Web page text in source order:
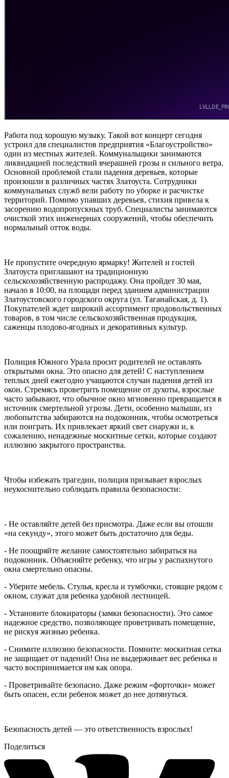
Работа под хорошую музыку. Такой вот концерт сегодня
устроил для специалистов предприятия «Благоустройство»
один из местных жителей. Коммунальщики занимаются
ликвидацией последствий вчерашней грозы и сильного ветра.
Основной проблемой стали падения деревьев, которые
произошли в различных частях Златоуста. Сотрудники
коммунальных служб вели работу по уборке и расчистке
территорий. Помимо упавших деревьев, стихия привела к
засорению водопропускных труб. Специалисты занимаются
очисткой этих инженерных сооружений, чтобы обеспечить
нормальный отток воды.
Не пропустите очередную ярмарку! Жителей и гостей
Златоуста приглашают на традиционную
сельскохозяйственную распродажу. Она пройдет 30 мая,
начало в 10:00, на площади перед зданием администрации
Златоустовского городского округа (ул. Таганайская, д. 1).
Покупателей ждет широкий ассортимент продовольственных
товаров, в том числе сельскохозяйственная продукция,
саженцы плодово-ягодных и декоративных культур.
Полиция Южного Урала просит родителей не оставлять
открытыми окна. Это опасно для детей! С наступлением
теплых дней ежегодно учащаются случаи падения детей из
окон. Стремясь проветрить помещение от духоты, взрослые
часто забывают, что обычное окно мгновенно превращается в
источник смертельной угрозы. Дети, особенно малыши, из
любопытства забираются на подоконник, чтобы осмотреться
или поиграть. Их привлекает яркий свет снаружи и, к
сожалению, ненадежные москитные сетки, которые создают
иллюзию закрытого пространства.
Чтобы избежать трагедии, полиция призывает взрослых
неукоснительно соблюдать правила безопасности:
- Не оставляйте детей без присмотра. Даже если вы отошли
«на секунду», этого может быть достаточно для беды.
- Не поощряйте желание самостоятельно забираться на
подоконник. Объясняйте ребенку, что игры у распахнутого
окна смертельно опасны.
- Уберите мебель. Стулья, кресла и тумбочки, стоящие рядом с
окном, служат для ребенка удобной лестницей.
- Установите блокираторы (замки безопасности). Это самое
надежное средство, позволяющее проветривать помещение,
не рискуя жизнью ребенка.
- Снимите иллюзию безопасности. Помните: москитная сетка
не защищает от падений! Она не выдерживает вес ребенка и
часто воспринимается им как опора.
- Проветривайте безопасно. Даже режим «форточки» может
быть опасен, если ребенок может до нее дотянуться.
Безопасность детей — это ответственность взрослых!
Поделиться